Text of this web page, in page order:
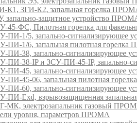
К1, ЗГИ-К2, запальная горелка
запально-защитное устройство
45-ФС, Пилотная горелка для
ПИ-1/5, запально-сигнализирующее
ПИ-1/6, запальная пилотная
ПИ-38, запально-сигнализирующее
ПИ-38-IP и ЗСУ-ПИ-45-IP, запально-
ПИ-45, запально-сигнализирующее
ПИ-45-06, запальная пилотная
ПИ-60, запально-сигнализирующее
ПИ-Exd, взрывозащищенная
МК, электрозапальник газовый
уровня, параметров ПРОМА